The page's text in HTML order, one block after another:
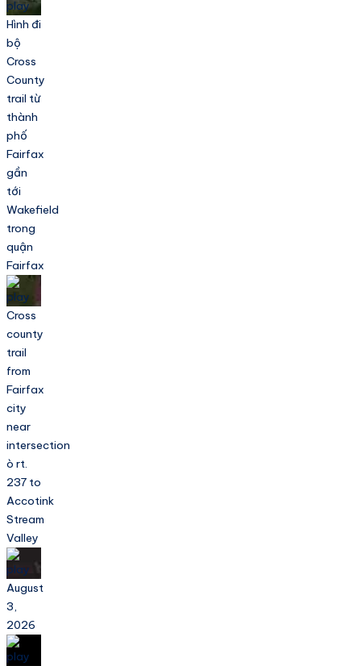
Hình đi
bộ
Cross
County
trail từ
thành
phố
Fairfax
gần
tới
Wakefield
trong
quận
Fairfax
Cross
county
trail
from
Fairfax
city
near
intersection
ò rt.
237 to
Accotink
Stream
Valley
August
3,
2026